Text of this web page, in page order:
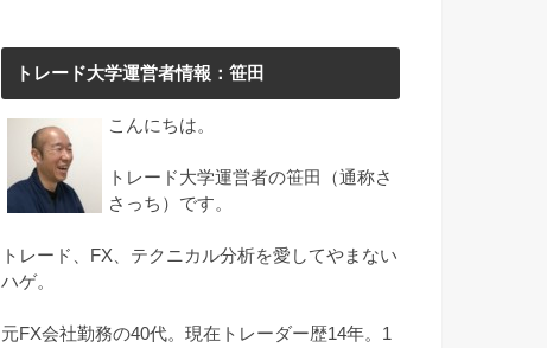
トレード大学運営者情報：笹田
こんにちは。
トレード大学運営者の笹田（通称さ
さっち）です。
トレード、FX、テクニカル分析を愛してやまない
ハゲ。
元FX会社勤務の40代。現在トレーダー歴14年。1